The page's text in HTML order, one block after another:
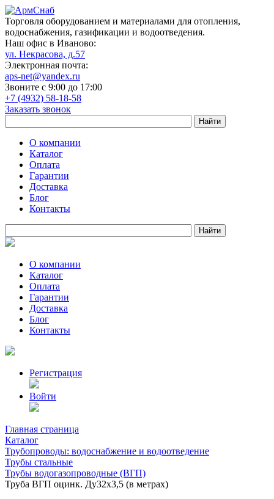
Торговля оборудованием и материалами для отопления,
водоснабжения, газификации и водоотведения.
Наш офис в Иваново:
ул. Некрасова, д.57
Электронная почта:
aps-net@yandex.ru
Звоните с 9:00 до 17:00
+7 (4932) 58-18-58
Заказать звонок
О компании
Каталог
Оплата
Гарантии
Доставка
Блог
Контакты
О компании
Каталог
Оплата
Гарантии
Доставка
Блог
Контакты
Регистрация
Войти
Главная страница
Каталог
Трубопроводы: водоснабжение и водоотведение
Трубы стальные
Трубы водогазопроводные (ВГП)
Труба ВГП оцинк. Ду32х3,5 (в метрах)